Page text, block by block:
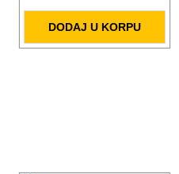
DODAJ U KORPU